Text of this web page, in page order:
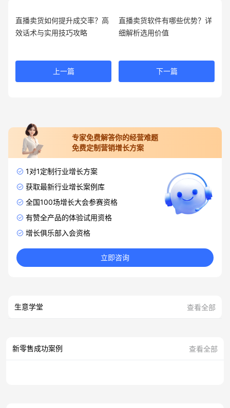
直播卖货如何提升成交率？高
效话术与实用技巧攻略
上一篇
直播卖货软件有哪些优势？详
细解析选用价值
下一篇
专家免费解答你的经营难题
免费定制营销增长方案
1对1定制行业增长方案
获取最新行业增长案例库
全国100场增长大会参赛资格
有赞全产品的体验试用资格
增长俱乐部入会资格
立即咨询
生意学堂 查看全部
新零售成功案例 查看全部